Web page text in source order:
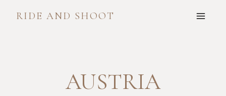
RIDE AND SHOOT
AUSTRIA